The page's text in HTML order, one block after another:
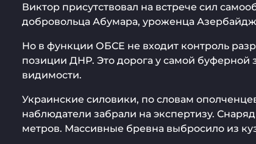
Виктор присутствовал на встрече сил
добровольца Абумара, уроженца
Но в функции ОБСЕ не входит контроль
позиции ДНР. Это дорога у самой буферной
видимости.
Украинские силовики, по словам
наблюдатели забрали на экспертизу.
метров. Массивные бревна выбросило из